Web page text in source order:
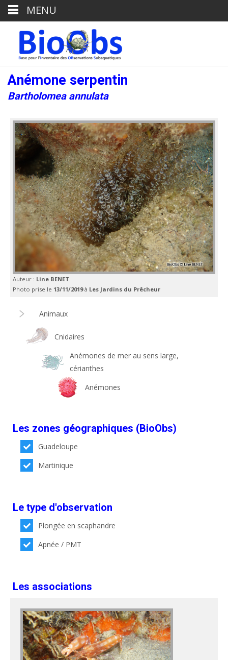
Anémone serpentin
Bartholomea annulata
Auteur : Line BENET
Photo prise le 13/11/2019à Les Jardins du Prêcheur
Animaux
Cnidaires
Anémones de mer au sens large,
cérianthes
Anémones
Les zones géographiques (BioObs)
Guadeloupe
Martinique
Le type d'observation
Plongée en scaphandre
Apnée / PMT
Les associations
MENU